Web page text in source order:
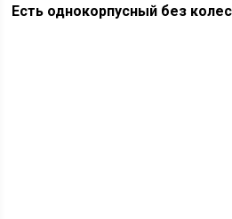
Есть однокорпусный без